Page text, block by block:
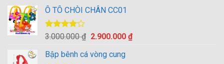
Ô TÔ CHÒI CHÂN CC01
Được
4.00 5
sao
3.000.000₫ Giá
là:
2.900.000 ₫Giá
Bập bênh cá vòng cung